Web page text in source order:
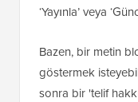
‘Yayınla’ veya
Bazen, bir metin
göstermek
sonra bir 'telif